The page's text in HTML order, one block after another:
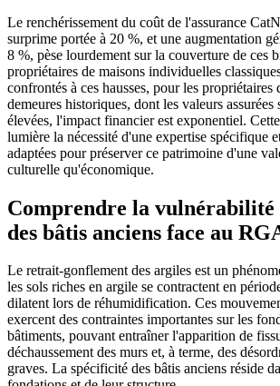
Le renchérissement du coût de l'assurance
surprime portée à 20 %, et une augmentation
8 %, pèse lourdement sur la couverture de ces
propriétaires de maisons individuelles
confrontés à ces hausses, pour les propriétaires
demeures historiques, dont les valeurs assurées
élevées, l'impact financier est exponentiel.
lumière la nécessité d'une expertise spécifique
adaptées pour préserver ce patrimoine d'une
culturelle qu'économique.
Comprendre la vulnérabilité
des bâtis anciens face au
Le retrait-gonflement des argiles est un
les sols riches en argile se contractent en
dilatent lors de réhumidification. Ces
exercent des contraintes importantes sur les
bâtiments, pouvant entraîner l'apparition de
déchaussement des murs et, à terme, des
graves. La spécificité des bâtis anciens réside